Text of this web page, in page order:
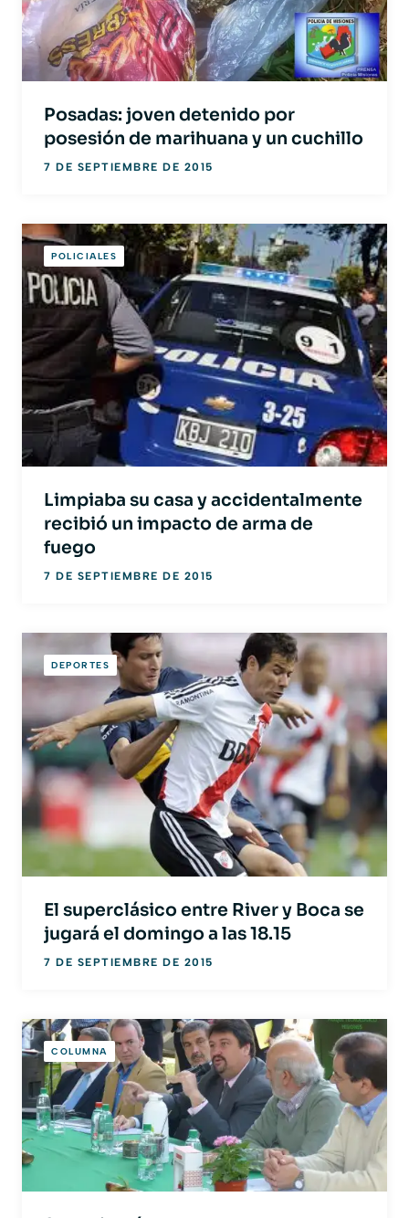
Posadas: joven detenido por
posesión de marihuana y un cuchillo
7 DE SEPTIEMBRE DE 2015
POLICIALES
Limpiaba su casa y accidentalmente
recibió un impacto de arma de
fuego
7 DE SEPTIEMBRE DE 2015
DEPORTES
El superclásico entre River y Boca se
jugará el domingo a las 18.15
7 DE SEPTIEMBRE DE 2015
COLUMNA